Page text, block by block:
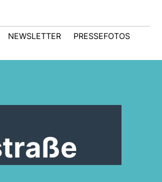
NEWSLETTER PRESSEFOTOS